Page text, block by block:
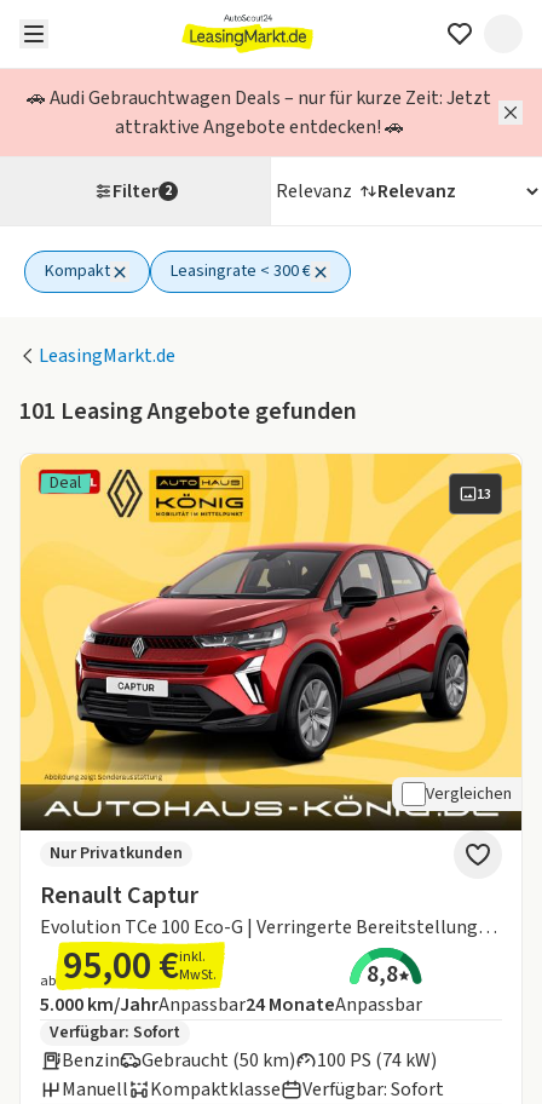
🚗 Audi Gebrauchtwagen Deals – nur für kurze Zeit: Jetzt
attraktive Angebote entdecken! 🚗
LeasingMarkt.de
101 Leasing Angebote gefunden
Filter 2 Relevanz
Kompakt Leasingrate < 300 €
2 aktive Filter
13
Deal
Vergleichen
Renault Captur
Evolution TCe 100 Eco-G | Verringerte Bereitstellungskosten | Sofort verfügbar ‼️
Nur Privatkunden
ab 95,00 €inkl.
MwSt.
8,8
Angebotsdetails:
Inklusive Laufleistung
5.000 km/JahrAnpassbarLaufzeit
24MonateAnpassbar
Zusätzliche Fahrzeuginformationen:
Verfügbar: Sofort
Benzin Gebraucht (50 km)
100 PS (74 kW)
Manuell
Kompaktklasse
Verfügbar: Sofort